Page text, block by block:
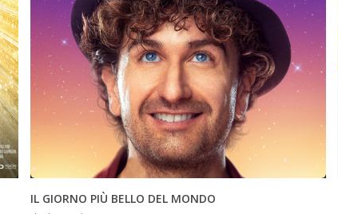
INFO
IL GIORNO PIÙ BELLO DEL MONDO